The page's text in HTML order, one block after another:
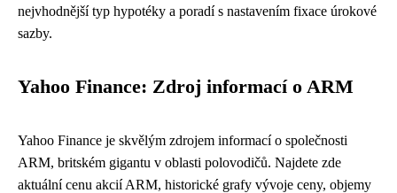
nejvhodnější typ hypotéky a poradí s nastavením fixace úrokové
sazby.
Yahoo Finance: Zdroj informací o ARM
Yahoo Finance je skvělým zdrojem informací o společnosti
ARM, britském gigantu v oblasti polovodičů. Najdete zde
aktuální cenu akcií ARM, historické grafy vývoje ceny, objemy